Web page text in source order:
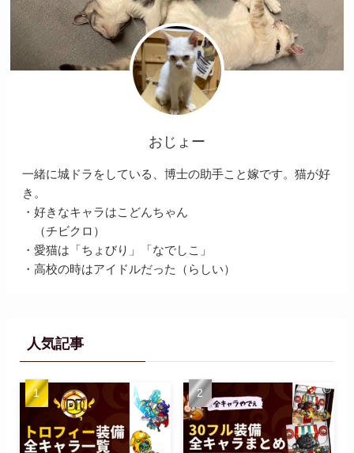
おじょー
一緒に城ドラをしている、博士の助手こと嫁です。猫が好
き。
・好きなキャラはこどんちゃん
（チビクロ）
・愛猫は「ちょびり」「なでしこ」
・高校の時はアイドルだった（らしい）
人気記事